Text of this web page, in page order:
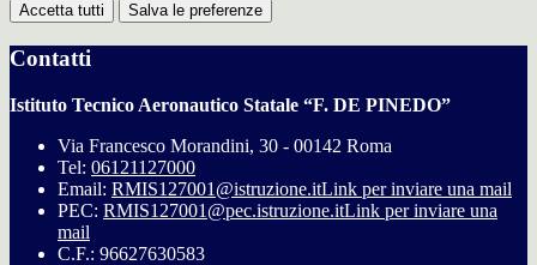
Accetta tutti Salva le preferenze
Contatti
Istituto Tecnico Aeronautico Statale “F. DE PINEDO”
Via Francesco Morandini, 30 - 00142 Roma
Tel: 06121127000
Email: RMIS127001@istruzione.itLink per inviare una mail
PEC: RMIS127001@pec.istruzione.itLink per inviare una
mail
C.F.: 96627630583